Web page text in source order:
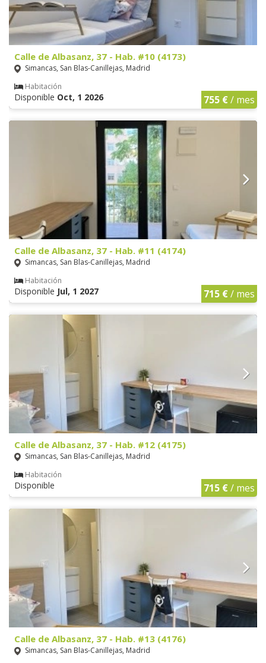
Calle de Albasanz, 37 - Hab. #10 (4173)
Simancas, San Blas-Canillejas, Madrid
Habitación
Disponible Oct, 1 2026 755 €/ mes
Calle de Albasanz, 37 - Hab. #11 (4174)
Simancas, San Blas-Canillejas, Madrid
Habitación
Disponible Jul, 1 2027 715 €/ mes
Calle de Albasanz, 37 - Hab. #12 (4175)
Simancas, San Blas-Canillejas, Madrid
Habitación
Disponible 715 €/ mes
Calle de Albasanz, 37 - Hab. #13 (4176)
Simancas, San Blas-Canillejas, Madrid